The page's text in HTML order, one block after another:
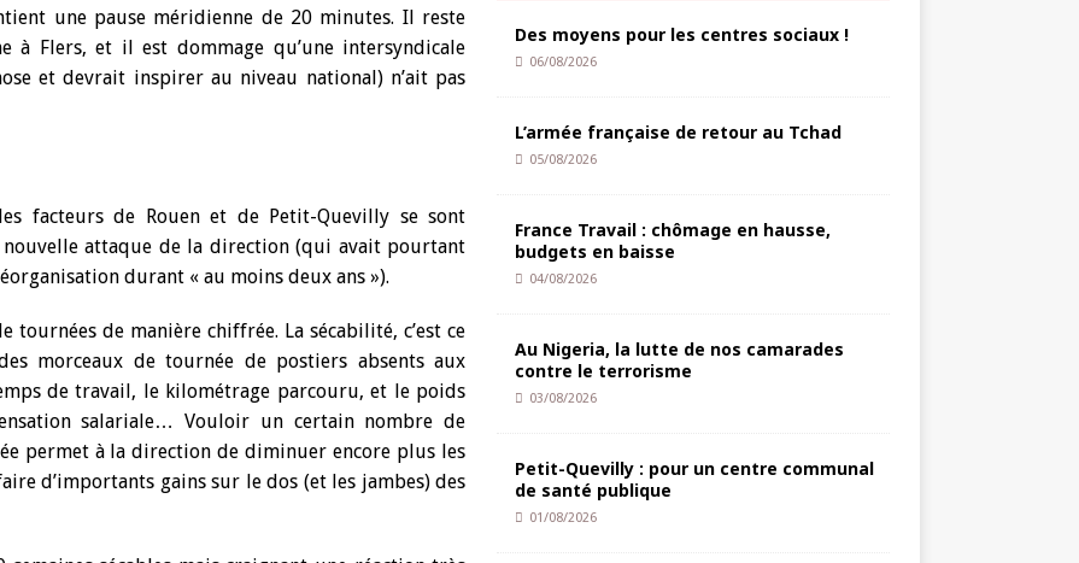
une pause méridienne de 20 minutes. Il reste
à Flers, et il est dommage qu’une intersyndicale
et devrait inspirer au niveau national) n’ait pas
facteurs de Rouen et de Petit-Quevilly se sont
attaque de la direction (qui avait pourtant
durant « au moins deux ans »).
tournées de manière chiffrée. La sécabilité, c’est ce
morceaux de tournée de postiers absents aux
de travail, le kilométrage parcouru, et le poids
salariale… Vouloir un certain nombre de
permet à la direction de diminuer encore plus les
d’importants gains sur le dos (et les jambes) des
Des moyens pour les centres sociaux !
06/08/2026
L’armée française de retour au Tchad
05/08/2026
France Travail : chômage en hausse,
budgets en baisse
04/08/2026
Au Nigeria, la lutte de nos camarades
contre le terrorisme
03/08/2026
Petit-Quevilly : pour un centre communal
de santé publique
01/08/2026